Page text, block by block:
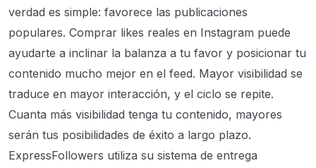
verdad es simple: favorece las publicaciones
populares. Comprar likes reales en Instagram puede
ayudarte a inclinar la balanza a tu favor y posicionar tu
contenido mucho mejor en el feed. Mayor visibilidad se
traduce en mayor interacción, y el ciclo se repite.
Cuanta más visibilidad tenga tu contenido, mayores
serán tus posibilidades de éxito a largo plazo.
ExpressFollowers utiliza su sistema de entrega